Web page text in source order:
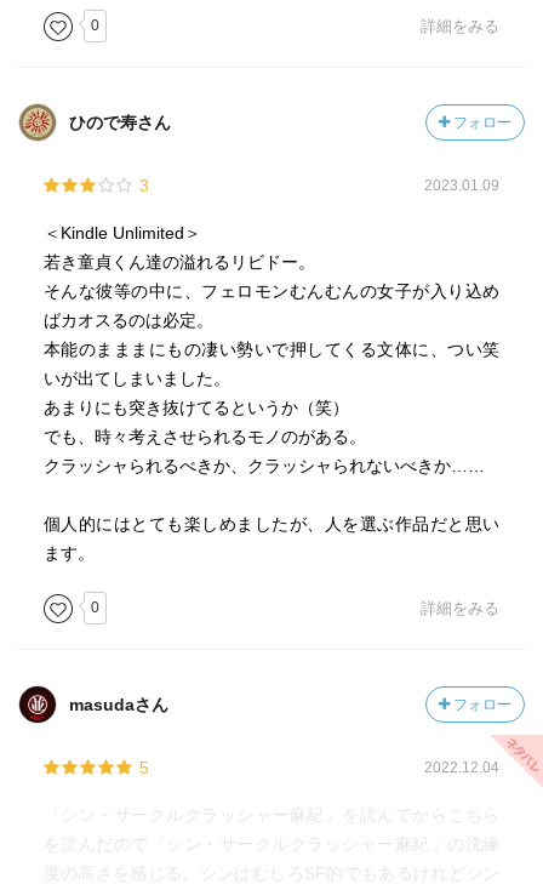
0 詳細をみる
ひので寿さん フォロー
3 2023.01.09
＜Kindle Unlimited＞
若き童貞くん達の溢れるリビドー。
そんな彼等の中に、フェロモンむんむんの女子が入り込め
ばカオスるのは必定。
本能のまままにもの凄い勢いで押してくる文体に、つい笑
いが出てしまいました。
あまりにも突き抜けてるというか（笑）
でも、時々考えさせられるモノのがある。
クラッシャられるべきか、クラッシャられないべきか……
個人的にはとても楽しめましたが、人を選ぶ作品だと思い
ます。
0 詳細をみる
masudaさん フォロー
5 2022.12.04
『シン・サークルクラッシャー麻紀』を読んでからこちら
を読んだので『シン・サークルクラッシャー麻紀』の洗練
度の高さを感じる。シンはむしろSF的でもあるけれどシン